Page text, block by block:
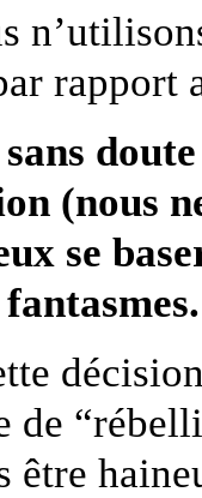
rapport
(nous
se
de
être